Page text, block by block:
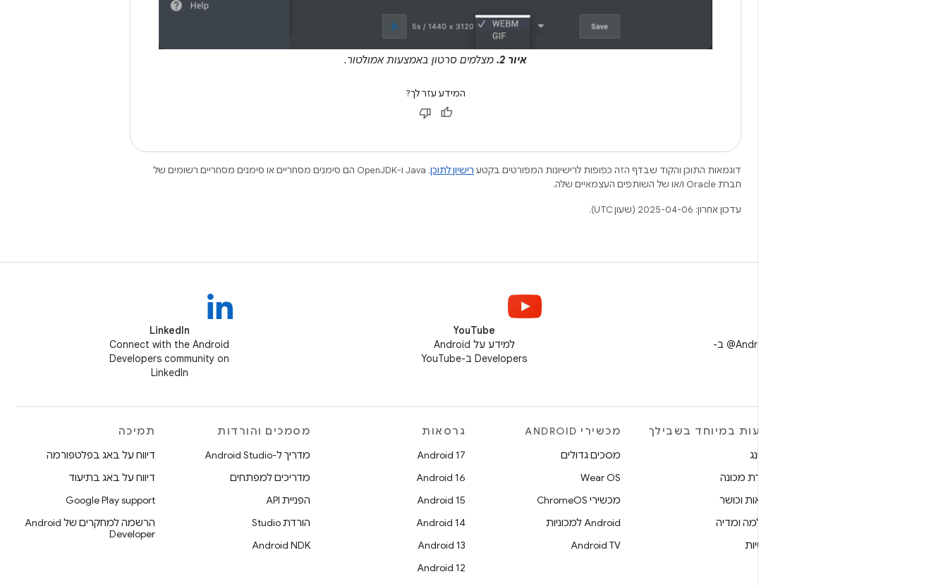
איור 2. מצלמים סרטון באמצעות אמולטור.
המידע עזר לך?
דוגמאות התוכן והקוד שבדף הזה כפופות לרישיונות המפורטים בקטע רישיון לתוכן
.‏ Java ו-OpenJDK הם סימנים מסחריים או סימנים מסחריים רשומים של
חברת Oracle ו/או של השותפים העצמאיים שלה.
עדכון אחרון: 2025-04-06 (שעון UTC).
למעקב אחר ‎@AndroidDev ב-
YouTube
למידע על Android
Developers ב-YouTube
LinkedIn
Connect with the Android
Developers community on
LinkedIn
הצעות במיוחד בשבילך
גיימינג
למידת מכונה
בריאות וכושר
מצלמה ומדיה
פרטיות
מכשירי ANDROID
מסכים גדולים
Wear OS
מכשירי ChromeOS
Android למכוניות
Android TV
גרסאות
Android 17
Android 16
Android 15
Android 14
Android 13
Android 12
מסמכים והורדות
מדריך ל-Android Studio
מדריכים למפתחים
הפניית API
הורדת Studio
Android NDK
תמיכה
דיווח על באג בפלטפורמה
דיווח על באג בתיעוד
Google Play support
הרשמה למחקרים של Android
Developer